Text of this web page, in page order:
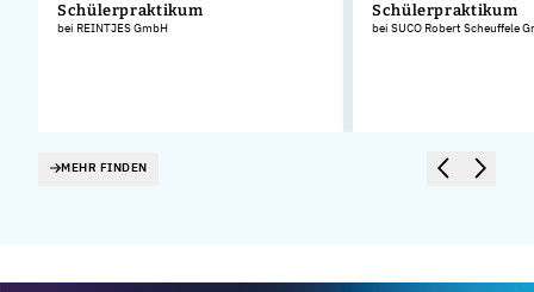
Schülerpraktikum
bei REINTJES GmbH
Schülerpraktikum
bei SUCO Robert Scheuffele
MEHR FINDEN